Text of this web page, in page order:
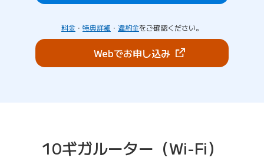
料金 ・ 特典詳細 ・ 違約金をご確認ください。
Webでお申し込み（新しいタブで開きま
10ギガルーター（Wi-Fi）